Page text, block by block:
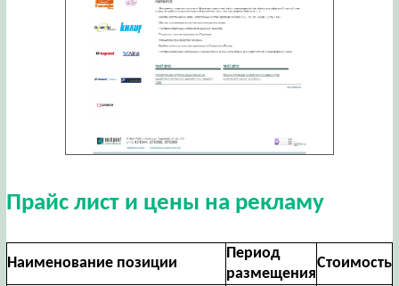
Прайс лист и цены на рекламу
Наименование позиции
Период
размещения
Стоимость